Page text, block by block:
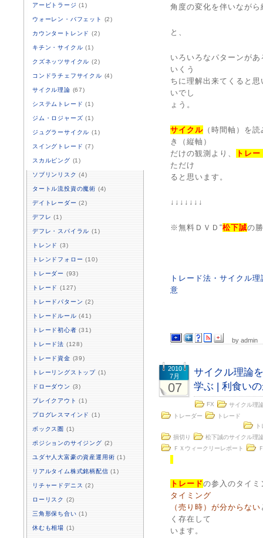
角度の変化を伴いなが
と、
いろいろなパターンが
いくう
ちに理解出来てくると
いでし
ょう。
サイクル（時間軸）を
き（縦軸）
だけの観測より、
トレ
ただけ
ると思います。
↓↓↓↓↓↓↓
※無料ＤＶＤ“松下誠の
トレード法・サイクル
意
by admin
2010
7月
07
サイクル理論
学ぶ | 利食い
FX
サイクル理
トレーダー
トレード
損切り
松下誠のサイクル理
ＦＸウィークリーレポート
トレードの参入のタイ
タイミング
（売り時）が分からない
く存在して
います。
アービトラージ (1)
ウォーレン・バフェット (2)
カウンタートレンド (2)
キチン・サイクル (1)
クズネッツサイクル (2)
コンドラチェフサイクル (4)
サイクル理論 (67)
システムトレード (1)
ジム・ロジャーズ (1)
ジュグラーサイクル (1)
スイングトレード (7)
スカルピング (1)
ソブリンリスク (4)
タートル流投資の魔術 (4)
デイトレーダー (2)
デフレ (1)
デフレ・スパイラル (1)
トレンド (3)
トレンドフォロー (10)
トレーダー (93)
トレード (127)
トレードパターン (2)
トレードルール (41)
トレード初心者 (31)
トレード法 (128)
トレード資金 (39)
トレーリングストップ (1)
ドローダウン (3)
ブレイクアウト (1)
プログレスマインド (1)
ボックス圏 (1)
ポジションのサイジング (2)
ユダヤ人大富豪の資産運用術 (1)
リアルタイム株式銘柄配信 (1)
リチャードデニス (2)
ローリスク (2)
三角形保ち合い (1)
休むも相場 (1)